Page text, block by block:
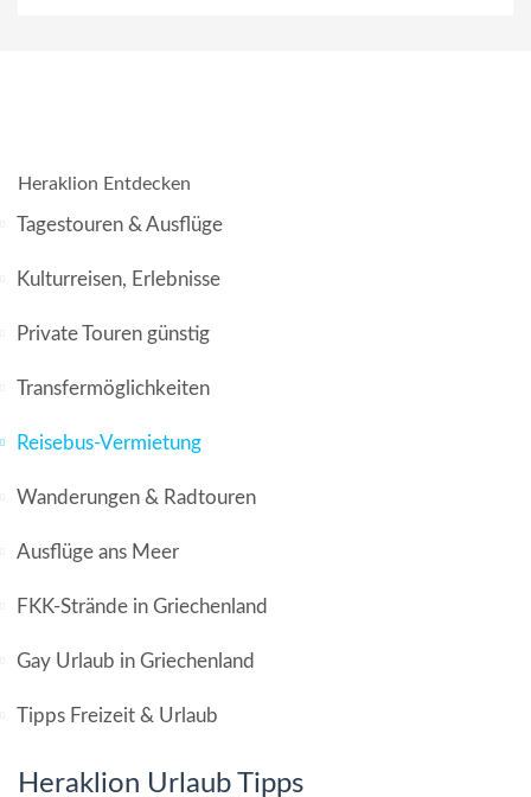
Heraklion Entdecken
Tagestouren & Ausflüge
Kulturreisen, Erlebnisse
Private Touren günstig
Transfermöglichkeiten
Reisebus-Vermietung
Wanderungen & Radtouren
Ausflüge ans Meer
FKK-Strände in Griechenland
Gay Urlaub in Griechenland
Tipps Freizeit & Urlaub
Heraklion Urlaub Tipps